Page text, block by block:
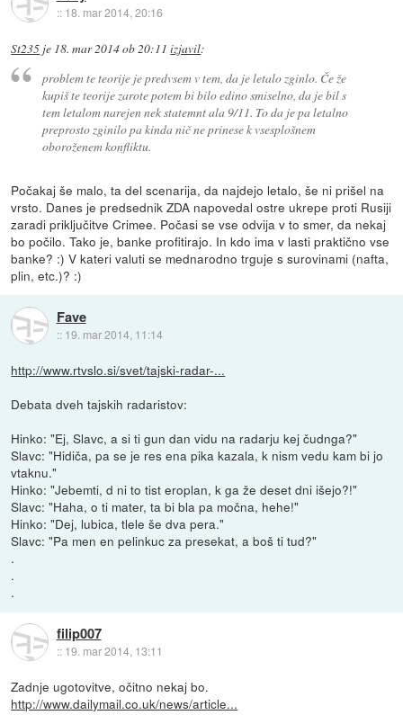
:: 18. mar 2014, 20:16
St235 je 18. mar 2014 ob 20:11 izjavil:
problem te teorije je predvsem v tem, da je letalo zginlo. Če že
kupiš te teorije zarote potem bi bilo edino smiselno, da je bil s
tem letalom narejen nek statemnt ala 9/11. To da je pa letalno
preprosto zginilo pa kinda nič ne prinese k vsesplošnem
oboroženem konfliktu.
Počakaj še malo, ta del scenarija, da najdejo letalo, še ni prišel na
vrsto. Danes je predsednik ZDA napovedal ostre ukrepe proti Rusiji
zaradi priključitve Crimee. Počasi se vse odvija v to smer, da nekaj
bo počilo. Tako je, banke profitirajo. In kdo ima v lasti praktično vse
banke? :) V kateri valuti se mednarodno trguje s surovinami (nafta,
plin, etc.)? :)
Fave
:: 19. mar 2014, 11:14
http://www.rtvslo.si/svet/tajski-radar-...
Debata dveh tajskih radaristov:
Hinko: "Ej, Slavc, a si ti gun dan vidu na radarju kej čudnga?"
Slavc: "Hidiča, pa se je res ena pika kazala, k nism vedu kam bi jo
vtaknu."
Hinko: "Jebemti, d ni to tist eroplan, k ga že deset dni išejo?!"
Slavc: "Haha, o ti mater, ta bi bla pa močna, hehe!"
Hinko: "Dej, lubica, tlele še dva pera."
Slavc: "Pa men en pelinkuc za presekat, a boš ti tud?"
.
.
.
filip007
:: 19. mar 2014, 13:11
Zadnje ugotovitve, očitno nekaj bo.
http://www.dailymail.co.uk/news/article...